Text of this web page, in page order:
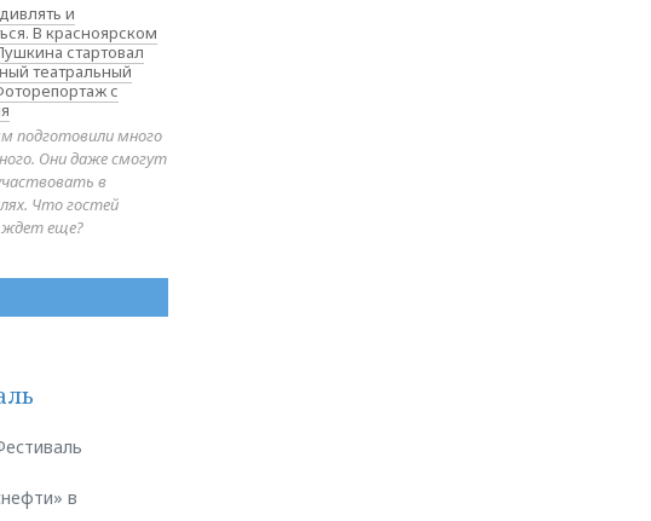
и
В красноярском
стартовал
театральный
с
подготовили много
Они даже смогут
в
Что гостей
еще?
в